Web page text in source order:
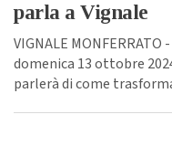
parla a Vignale
VIGNALE
domenica 13 ottobre
parlerà di come